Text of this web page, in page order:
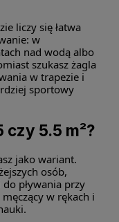
liczy się łatwa
w
nad wodą albo
szukasz żagla
w trapezie i
sportowy
5.5 m²?
jako wariant.
osób,
do pływania przy
w rękach i